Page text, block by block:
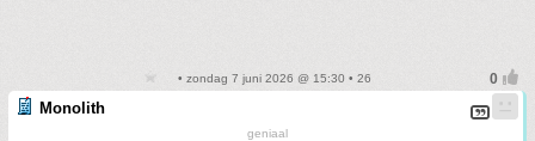
• zondag 7 juni 2026 @ 15:30 • 26
Monolith
geniaal